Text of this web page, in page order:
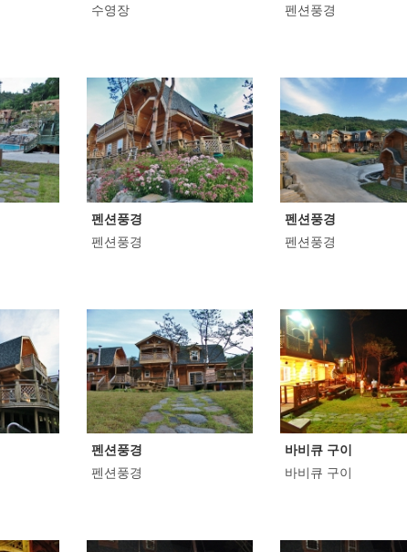
수영장
펜션풍경
펜션풍경
펜션풍경
펜션풍경
펜션풍경
펜션풍경
펜션풍경
바비큐 구이
바비큐 구이